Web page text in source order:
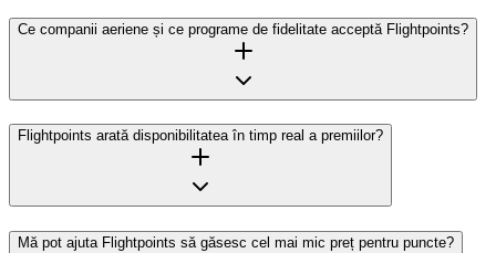
Ce companii aeriene și ce programe de fidelitate acceptă Flightpoints?
Flightpoints arată disponibilitatea în timp real a premiilor?
Mă pot ajuta Flightpoints să găsesc cel mai mic preț pentru puncte?